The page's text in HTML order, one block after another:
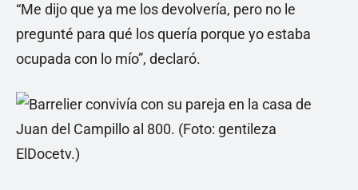
“Me dijo que ya me los devolvería, pero no le
pregunté para qué los quería porque yo estaba
ocupada con lo mío”, declaró.